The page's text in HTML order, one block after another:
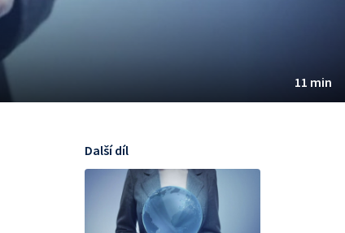
11 min
Další díl